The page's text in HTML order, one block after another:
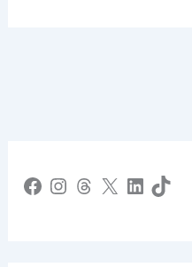
Facebook Instagram Threads X LinkedIn TikTok